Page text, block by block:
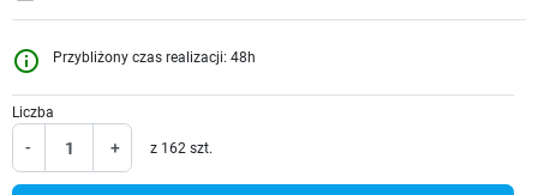
info_outline Przybliżony czas realizacji: 48h
Liczba
- + z 162 szt.